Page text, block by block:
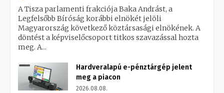
A Tisza parlamenti frakciója Baka Andrást, a
Legfelsőbb Bíróság korábbi elnökét jelöli
Magyarország következő köztársasági elnökének. A
döntést a képviselőcsoport titkos szavazással hozta
meg. A...
Hardveralapú e-pénztárgép jelent
meg a piacon
2026.08.08.